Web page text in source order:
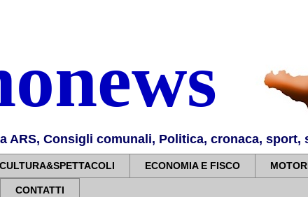
ARS, Consigli comunali, Politica, cronaca,
CULTURA&SPETTACOLI ECONOMIA E FISCO
CONTATTI